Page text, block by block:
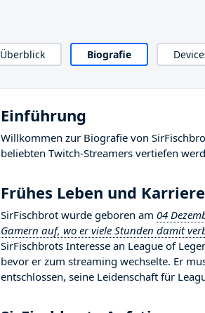
Überblick Biografie
Einführung
Willkommen zur Biografie von
beliebten Twitch-Streamers vertiefen
Frühes Leben und
SirFischbrot wurde geboren am 04
Gamern auf, wo er viele Stunden damit
SirFischbrots Interesse an League of
bevor er zum streaming wechselte. Er
entschlossen, seine Leidenschaft für